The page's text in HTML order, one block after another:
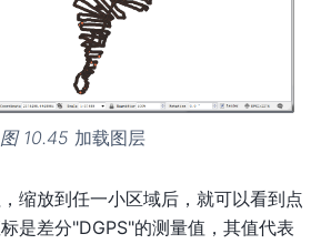
图 10.45 加载图层
缩放到任一小区域后，就可以看到点
是差分"DGPS"的测量值，其值代表